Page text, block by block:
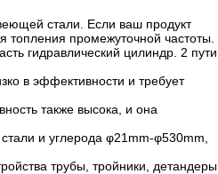
стали. Если ваш продукт
топления промежуточной частоты.
гидравлический цилиндр. 2 пути
в эффективности и требует
также высока, и она
и углерода φ21mm-φ530mm,
трубы, тройники, детандеры